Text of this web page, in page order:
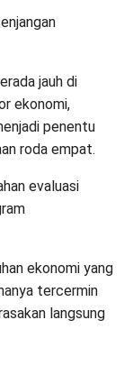
jauh di
ekonomi,
penentu
roda empat.
evaluasi
ekonomi yang
tercermin
langsung